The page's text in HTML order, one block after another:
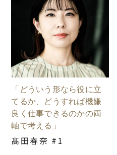
「どういう形なら役に立
てるか、どうすれば機嫌
良く仕事できるのかの両
軸で考える」
髙田春奈 #1